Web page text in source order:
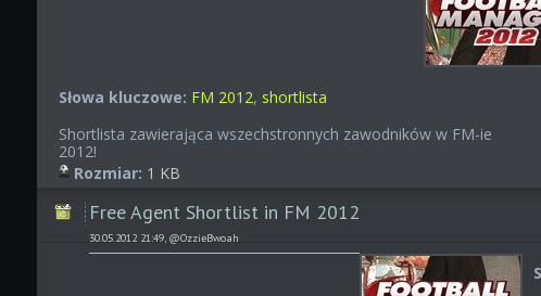
Słowa kluczowe: FM 2012, shortlista
Shortlista zawierająca wszechstronnych zawodników w FM-ie
2012!
Rozmiar: 1 KB
Free Agent Shortlist in FM 2012
30.05.2012 21:49, @OzzieBwoah